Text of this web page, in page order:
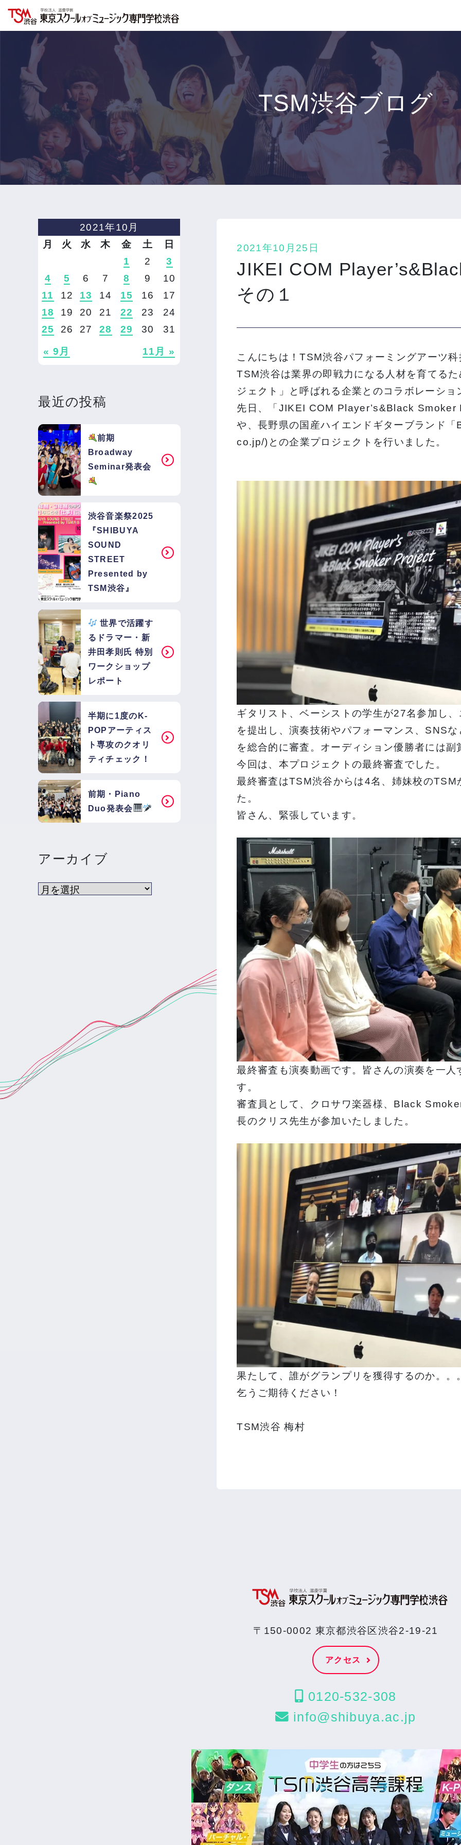
TSM渋谷ブログ
2021年10月25日
JIKEI COM
その１
こんにちは！TSM渋谷パフォーミングアーツ
TSM渋谷は業界の即戦力になる人材を育てる
ジェクト」と呼ばれる企業とのコラボレーシ
先日、「JIKEI COM Player’s&Black Smoker
や、長野県の国産ハイエンドギターブランド
co.jp/)との企業プロジェクトを行いました。
ギタリスト、ベーシストの学生が27名参加し
を提出し、演奏技術やパフォーマンス、SNS
を総合的に審査。オーディション優勝者には
今回は、本プロジェクトの最終審査でした。
最終審査はTSM渋谷からは4名、姉妹校の
た。
皆さん、緊張しています。
最終審査も演奏動画です。皆さんの演奏を一
す。
審査員として、クロサワ楽器様、Black
長のクリス先生が参加いたしました。
果たして、誰がグランプリを獲得するのか。。
乞うご期待ください！
TSM渋谷 梅村
2021年10月
月
火 水 木 金 土 日
« 9月 11月 »
1 2
3
4
5 6 7 8 9
10
11
12 13 14 15 16
17
18
19 20 21 22 23
24
25
26 27 28 29 30 31
最近の投稿
前期
Broadway
Seminar発表会
渋谷音楽祭2025
『SHIBUYA
SOUND
STREET
Presented by
TSM渋谷』
世界で活躍す
るドラマー・新
井田孝則氏 特別
ワークショップ
レポート
半期に1度のK-
POPアーティス
ト専攻のクオリ
ティチェック！
前期・Piano
Duo発表会
アーカイブ
〒150-0002 東京都渋谷区渋谷2-19-21
アクセス
0120-532-308
info@shibuya.ac.jp